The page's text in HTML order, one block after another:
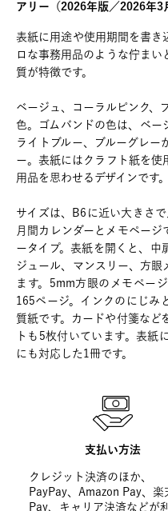
アリー（2026年版／2026年3
表紙に用途や使用期間を書き
ロな事務用品のような佇ま
質が特徴です。
ベージュ、コーラルピンク、
色。ゴムバンドの色は、ベー
ライトブルー、ブルーグレー
ー。表紙にはクラフト紙を使
用品を思わせるデザインです。
サイズは、B6に近い大きさ
月間カレンダーとメモページ
ータイプ。表紙を開くと、中
ジュール、マンスリー、方眼
ます。5mm方眼のメモペー
165ページ。インクのにじみ
質紙です。カードや付箋など
トも5枚付いています。表紙
にも対応した1冊です。
支払い方法
クレジット決済のほか、
PayPay、Amazon Pay、楽
Pay、キャリア決済などが